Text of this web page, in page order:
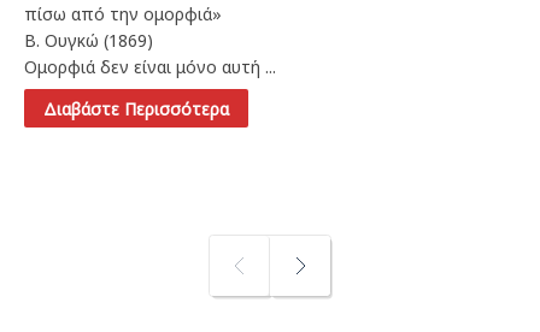
πίσω από την ομορφιά»
Β. Ουγκώ (1869)
Ομορφιά δεν είναι μόνο αυτή ...
Διαβάστε Περισσότερα
PREV
NEXT